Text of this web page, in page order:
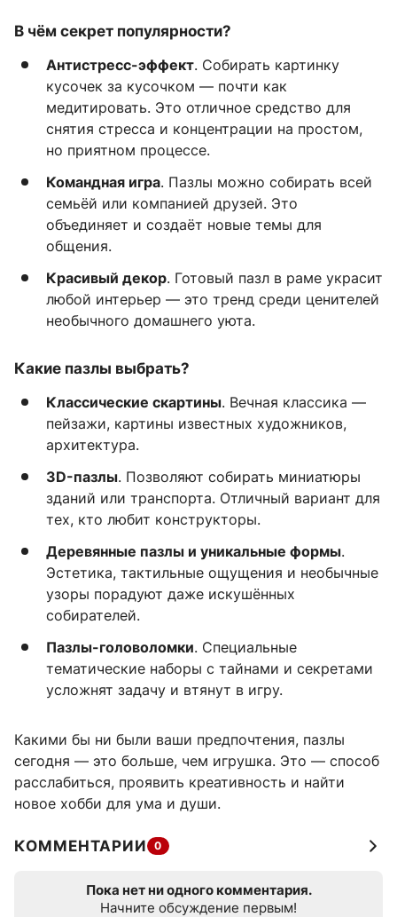
В чём секрет популярности?
Антистресс-эффект. Собирать картинку
кусочек за кусочком — почти как
медитировать. Это отличное средство для
снятия стресса и концентрации на простом,
но приятном процессе.
Командная игра. Пазлы можно собирать всей
семьёй или компанией друзей. Это
объединяет и создаёт новые темы для
общения.
Красивый декор. Готовый пазл в раме украсит
любой интерьер — это тренд среди ценителей
необычного домашнего уюта.
Какие пазлы выбрать?
Классические скартины. Вечная классика —
пейзажи, картины известных художников,
архитектура.
3D-пазлы. Позволяют собирать миниатюры
зданий или транспорта. Отличный вариант для
тех, кто любит конструкторы.
Деревянные пазлы и уникальные формы.
Эстетика, тактильные ощущения и необычные
узоры порадуют даже искушённых
собирателей.
Пазлы-головоломки. Специальные
тематические наборы с тайнами и секретами
усложнят задачу и втянут в игру.
Какими бы ни были ваши предпочтения, пазлы
сегодня — это больше, чем игрушка. Это — способ
расслабиться, проявить креативность и найти
новое хобби для ума и души.
КОММЕНТАРИИ 0
Пока нет ни одного комментария.
Начните обсуждение первым!